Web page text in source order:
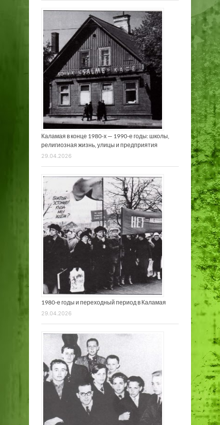
Каламая в конце 1980-х — 1990-е годы: школы,
религиозная жизнь, улицы и предприятия
29.04.2026
1980-е годы и переходный период в Каламая
29.04.2026